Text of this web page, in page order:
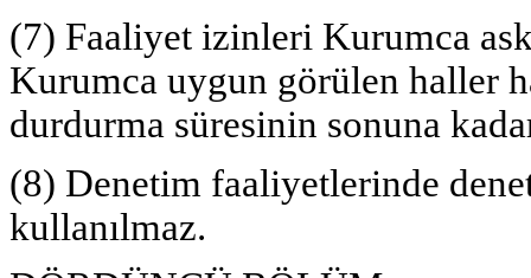
(7) Faaliyet izinleri Kurumca
Kurumca uygun görülen haller
durdurma süresinin sonuna
(8) Denetim faaliyetlerinde
kullanılmaz.